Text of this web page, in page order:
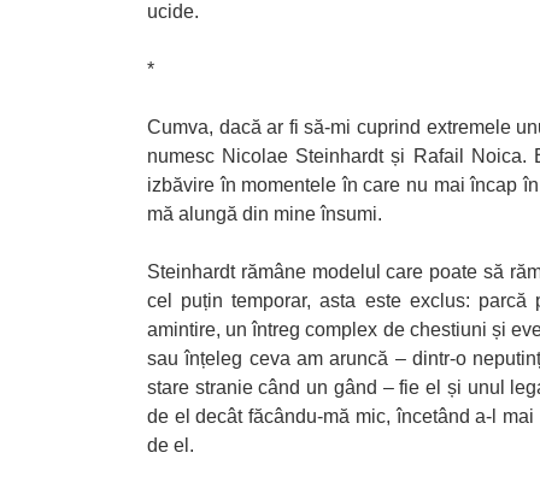
ucide.
*
Cumva, dacă ar fi să-mi cuprind extremele
numesc Nicolae Steinhardt și Rafail
izbăvire în momentele în care nu mai încap
mă alungă din mine însumi.
Steinhardt rămâne modelul care poate să
cel puțin temporar, asta este exclus:
amintire, un întreg complex de chestiuni și
sau înțeleg ceva am aruncă – dintr-o
stare stranie când un gând – fie el și unul
de el decât făcându-mă mic, încetând a-l
de el.